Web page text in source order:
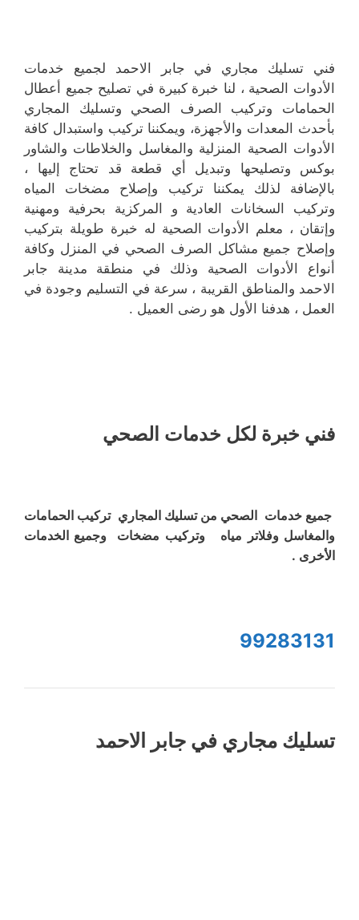
فني تسليك مجاري في جابر الاحمد لجميع خدمات
الأدوات الصحية ، لنا خبرة كبيرة في تصليح جميع أعطال
الحمامات وتركيب الصرف الصحي وتسليك المجاري
بأحدث المعدات والأجهزة، ويمكننا تركيب واستبدال كافة
الأدوات الصحية المنزلية والمغاسل والخلاطات والشاور
بوكس وتصليحها وتبديل أي قطعة قد تحتاج إليها ،
بالإضافة لذلك يمكننا تركيب وإصلاح مضخات المياه
وتركيب السخانات العادية و المركزية بحرفية ومهنية
وإتقان ، معلم الأدوات الصحية له خبرة طويلة بتركيب
وإصلاح جميع مشاكل الصرف الصحي في المنزل وكافة
أنواع الأدوات الصحية وذلك في منطقة مدينة جابر
الاحمد والمناطق القريبة ، سرعة في التسليم وجودة في
العمل ، هدفنا الأول هو رضى العميل .
فني خبرة لكل خدمات الصحي
جميع خدمات الصحي من تسليك المجاري تركيب الحمامات
والمغاسل وفلاتر مياه وتركيب مضخات وجميع الخدمات
الأخرى .
99283131
تسليك مجاري في جابر الاحمد